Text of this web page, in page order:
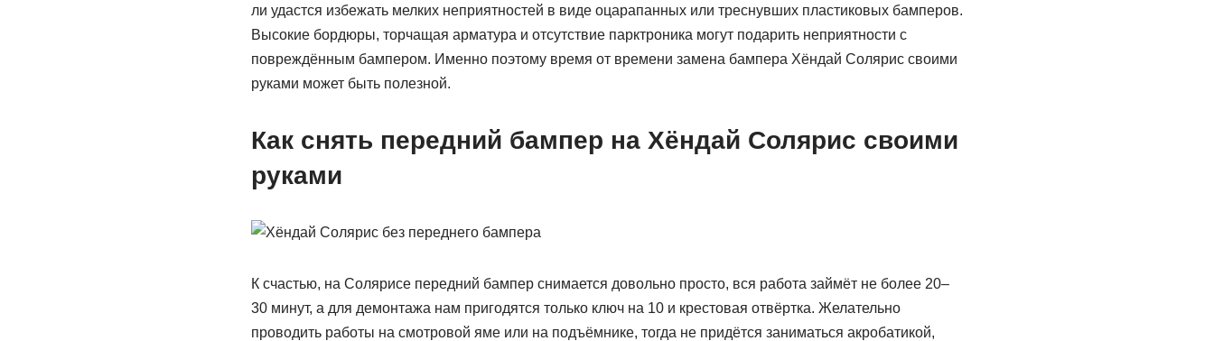
ли удастся избежать мелких неприятностей в виде оцарапанных или треснувших пластиковых бамперов.
Высокие бордюры, торчащая арматура и отсутствие парктроника могут подарить неприятности с
повреждённым бампером. Именно поэтому время от времени замена бампера Хёндай Солярис своими
руками может быть полезной.
Как снять передний бампер на Хёндай Солярис своими
руками
К счастью, на Солярисе передний бампер снимается довольно просто, вся работа займёт не более 20–
30 минут, а для демонтажа нам пригодятся только ключ на 10 и крестовая отвёртка. Желательно
проводить работы на смотровой яме или на подъёмнике, тогда не придётся заниматься акробатикой,